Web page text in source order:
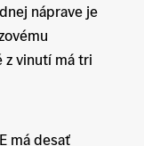
náprave je
z vinutí má tri
má desať